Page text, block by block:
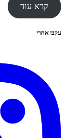
קרא עוד
עקבו אחרי